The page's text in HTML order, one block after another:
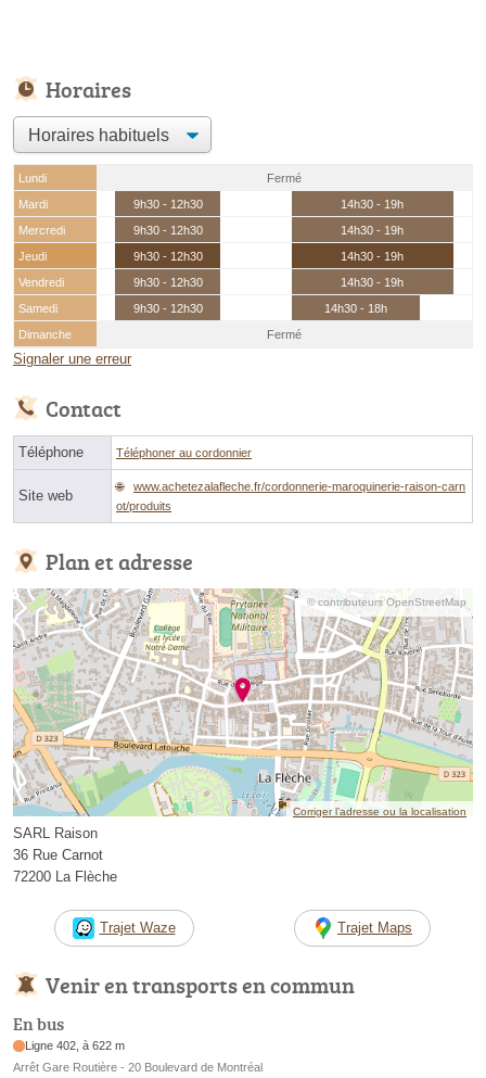
Horaires
Lundi
Fermé
Mardi
9h30 - 12h30
14h30 - 19h
Mercredi
9h30 - 12h30
14h30 - 19h
Jeudi
9h30 - 12h30
14h30 - 19h
Vendredi
9h30 - 12h30
14h30 - 19h
Samedi
9h30 - 12h30
14h30 - 18h
Dimanche
Fermé
Signaler une erreur
Contact
Téléphone Téléphoner au cordonnier
Site web
www.achetezalafleche.fr/cordonnerie-maroquinerie-raison-carn
ot/produits
Plan et adresse
© contributeurs OpenStreetMap
Corriger l’adresse ou la localisation
SARL Raison
36 Rue Carnot
72200 La Flèche
Trajet Waze Trajet Maps
Venir en transports en commun
En bus
Ligne 402, à 622 m
Arrêt Gare Routière - 20 Boulevard de Montréal